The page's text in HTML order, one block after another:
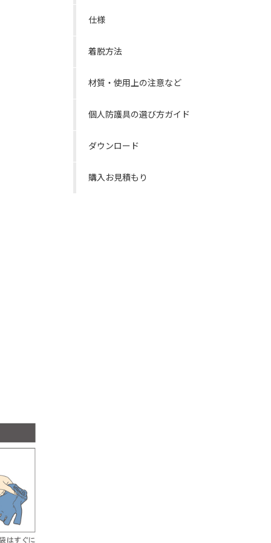
仕様
着脱方法
材質・使用上の注意など
個人防護具の選び方ガイド
ダウンロード
購入お見積もり